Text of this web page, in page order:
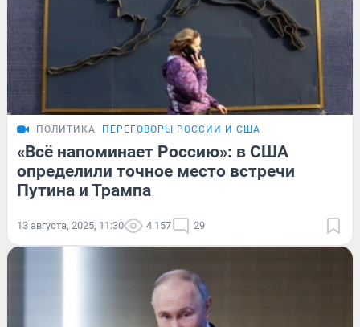
ПОЛИТИКА ПЕРЕГОВОРЫ РОССИИ И США
«Всё напоминает Россию»: в США
определили точное место встречи
Путина и Трампа
13 августа, 2025, 11:30 4 157 29